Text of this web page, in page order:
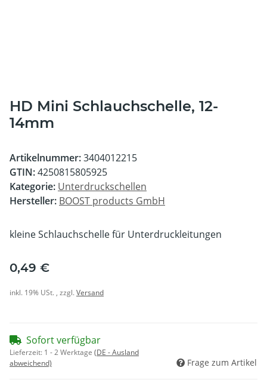
HD Mini Schlauchschelle, 12-
14mm
Artikelnummer:3404012215
GTIN:4250815805925
Kategorie: Unterdruckschellen
Hersteller: BOOST products GmbH
kleine Schlauchschelle für Unterdruckleitungen
0,49 €
inkl. 19% USt. , zzgl.Versand
Sofort verfügbar
Lieferzeit: 1 - 2 Werktage (DE - Ausland
abweichend)
Frage zum Artikel